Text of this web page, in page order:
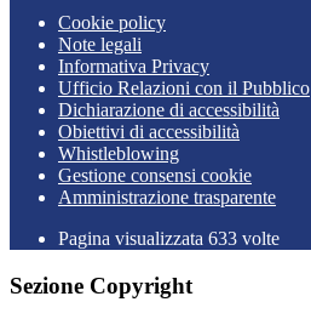
Cookie policy
Note legali
Informativa Privacy
Ufficio Relazioni con il Pubblico
Dichiarazione di accessibilità
Obiettivi di accessibilità
Whistleblowing
Gestione consensi cookie
Amministrazione trasparente
Pagina visualizzata 633 volte
Sezione Copyright